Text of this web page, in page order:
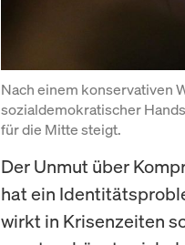
Nach einem konservativen
sozialdemokratischer
für die Mitte steigt.
Der Unmut über
hat ein
wirkt in Krisenzeiten